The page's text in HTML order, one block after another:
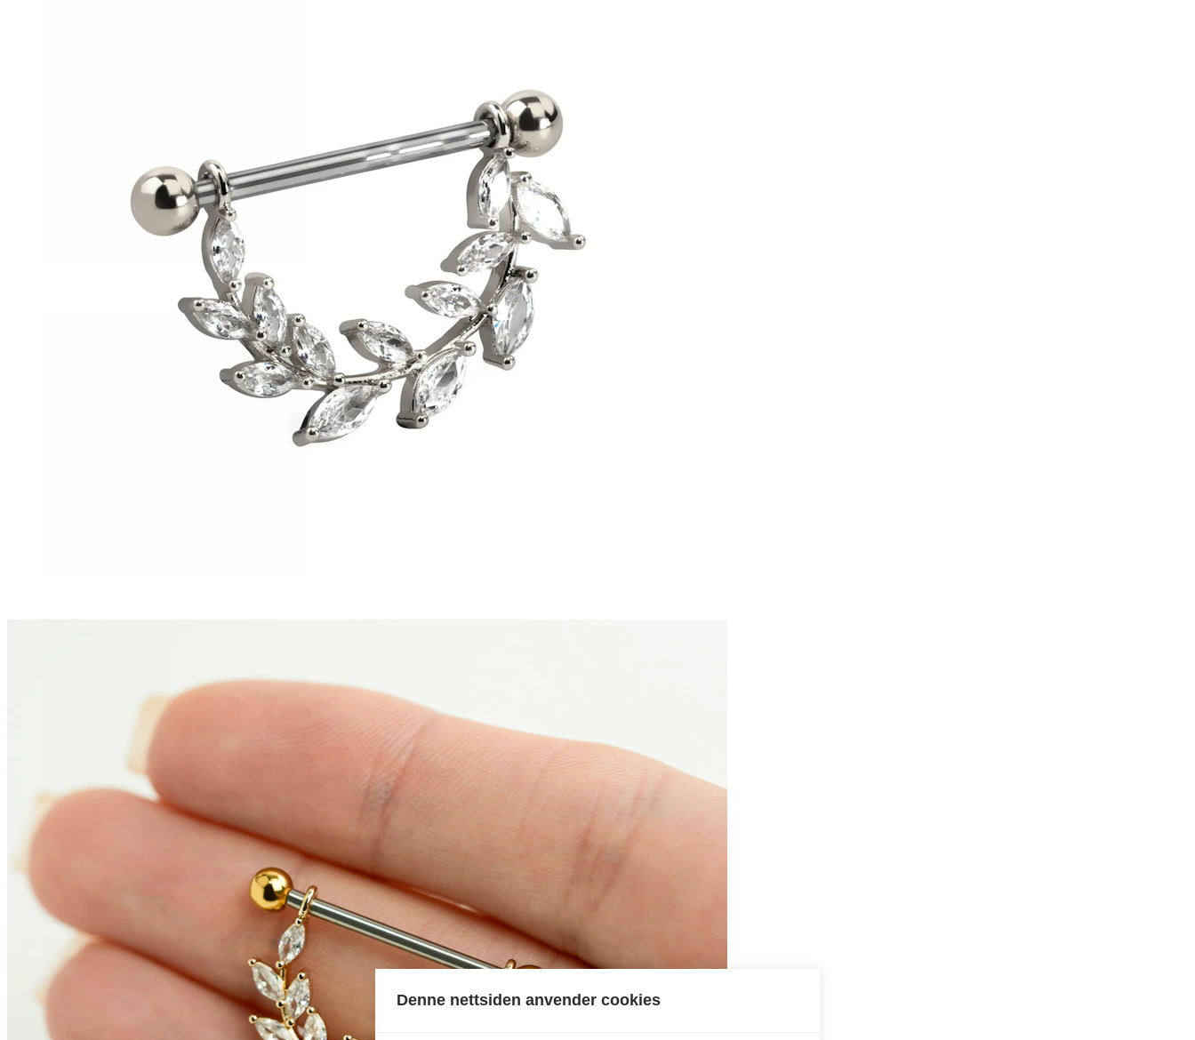
Conch
Denne nettsiden anvender cookies